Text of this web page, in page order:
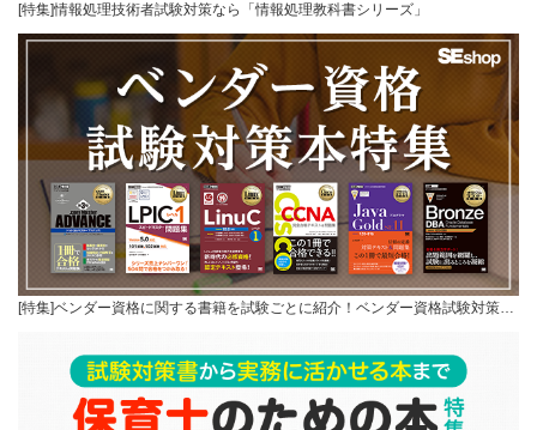
[特集]情報処理技術者試験対策なら「情報処理教科書シリーズ」
[特集]ベンダー資格に関する書籍を試験ごとに紹介！ベンダー資格試験対策…